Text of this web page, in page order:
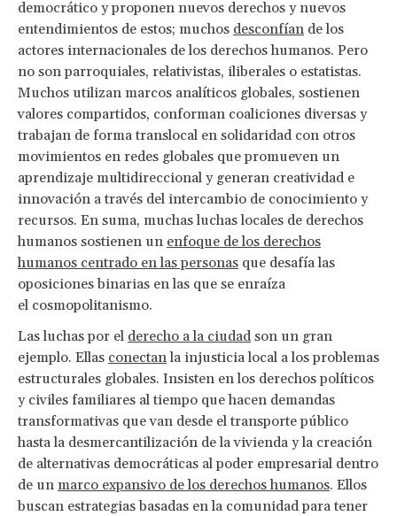
democrático y proponen nuevos derechos y nuevos
entendimientos de estos; muchos desconfían de los
actores internacionales de los derechos humanos. Pero
no son parroquiales, relativistas, iliberales o estatistas.
Muchos utilizan marcos analíticos globales, sostienen
valores compartidos, conforman coaliciones diversas y
trabajan de forma translocal en solidaridad con otros
movimientos en redes globales que promueven un
aprendizaje multidireccional y generan creatividad e
innovación a través del intercambio de conocimiento y
recursos. En suma, muchas luchas locales de derechos
humanos sostienen un enfoque de los derechos
humanos centrado en las personas que desafía las
oposiciones binarias en las que se enraíza
el cosmopolitanismo.
Las luchas por el derecho a la ciudad son un gran
ejemplo. Ellas conectanla injusticia local a los problemas
estructurales globales. Insisten en los derechos políticos
y civiles familiares al tiempo que hacen demandas
transformativas que van desde el transporte público
hasta la desmercantilización de la vivienda y la creación
de alternativas democráticas al poder empresarial dentro
de un marco expansivo de los derechos humanos. Ellos
buscan estrategias basadas en la comunidad para tener